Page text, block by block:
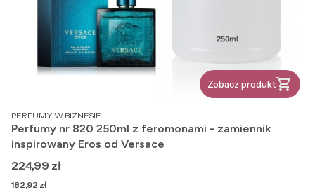
Zobacz produkt
PRODUCENT
PERFUMY W BIZNESIE
Perfumy nr 820 250ml z feromonami - zamiennik
inspirowany Eros od Versace
Cena
224,99 zł
Cena
182,92 zł